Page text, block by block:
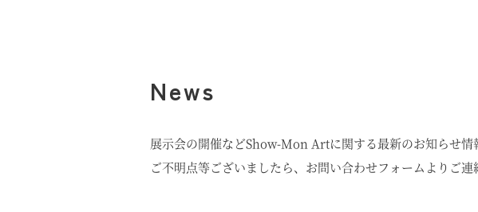
News
展示会の開催などShow-Mon Artに関する最新のお知らせ情
ご不明点等ございましたら、お問い合わせフォームよりご連